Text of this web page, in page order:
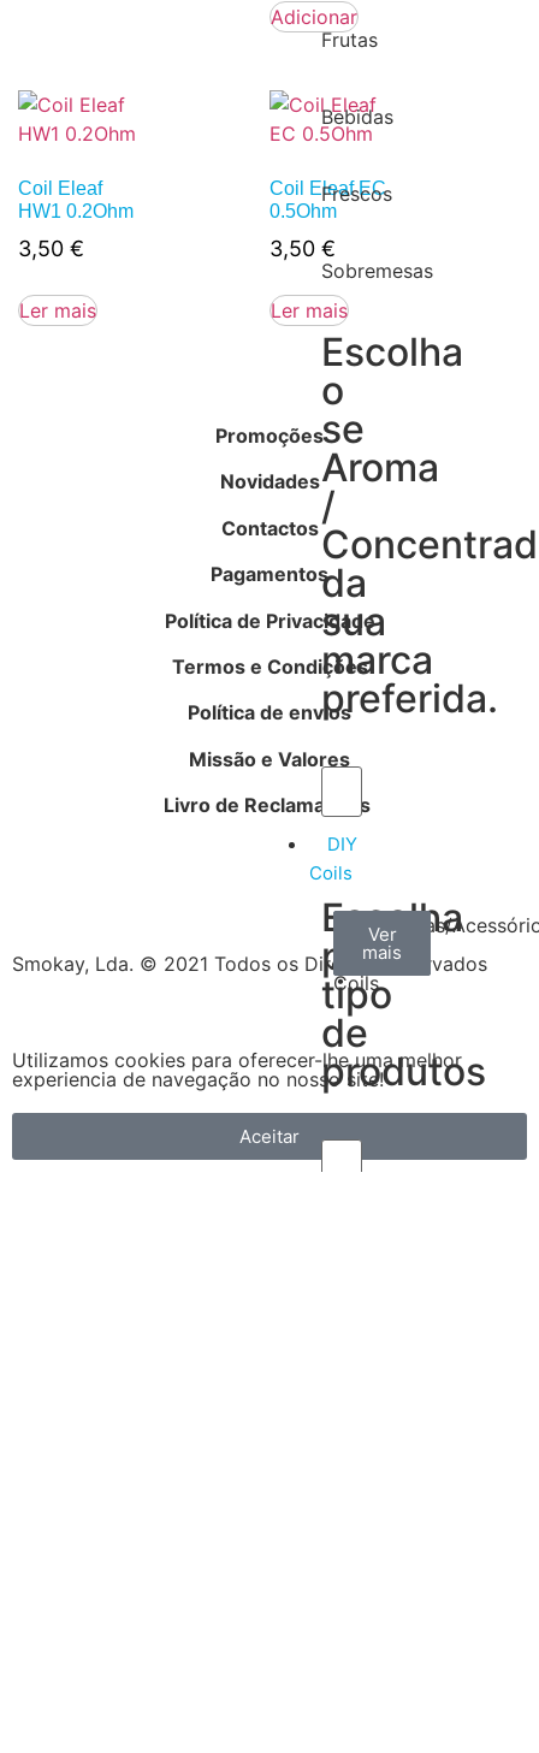
Frutas
Bebidas
Frescos
Sobremesas
Escolha
o
se
Aroma
/
da
sua
marca
preferida.
DIY
Coils
Escolha
por
tipo
de
produtos
Arame
Coils
Ver
mais
Algodão
Ver
mais
Ferramentas/
Ver
mais
Adicionar
Coil Eleaf
HW1 0.2Ohm
3,50 €
Ler mais
Coil Eleaf EC
0.5Ohm
3,50 €
Ler mais
Promoções
Novidades
Contactos
Pagamentos
Política de Privacidade
Termos e Condições
Política de envios
Missão e Valores
Livro de Reclamações
Smokay, Lda. © 2021 Todos os Direitos Reservados
Utilizamos cookies para oferecer-lhe uma melhor
experiencia de navegação no nosso site!
Aceitar